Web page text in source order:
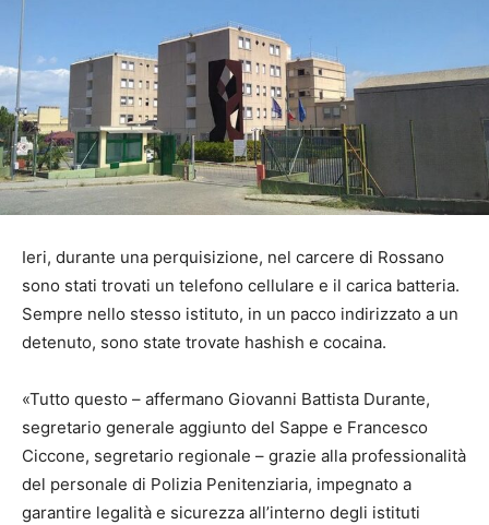
Ieri, durante una perquisizione, nel carcere di Rossano
sono stati trovati un telefono cellulare e il carica batteria.
Sempre nello stesso istituto, in un pacco indirizzato a un
detenuto, sono state trovate hashish e cocaina.
«Tutto questo – affermano Giovanni Battista Durante,
segretario generale aggiunto del Sappe e Francesco
Ciccone, segretario regionale – grazie alla professionalità
del personale di Polizia Penitenziaria, impegnato a
garantire legalità e sicurezza all’interno degli istituti